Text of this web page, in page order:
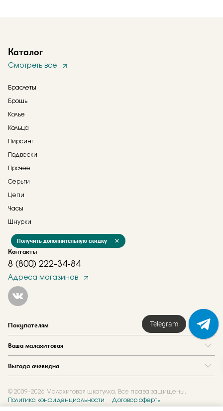
Каталог
Смотреть все
Браслеты
Брошь
Колье
Кольца
Пирсинг
Подвески
Прочее
Серьги
Цепи
Часы
Шнурки
Контакты
8 (800) 222-34-84
Адреса магазинов
Покупателям
Ваша малахитовая
Где купить
Новости
Журнал
Выгода очевидна
Акции
Обмен и скупка
© 2009–2026 Малахитовая шкатулка. Все права защищены.
Политика конфиденциальности
Договор оферты
Получить дополнительную скидку
Telegram